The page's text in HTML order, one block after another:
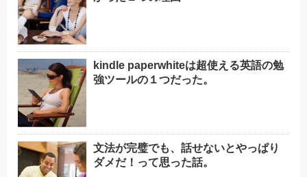
kindle paperwhiteは超使える英語の勉
強ツールの１つだった。
文法が完璧でも、話せないとやっぱり
ダメだ！って思った話。